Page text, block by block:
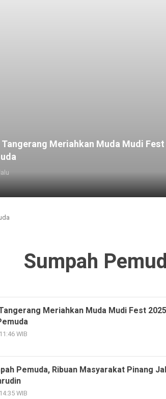
Tangerang Meriahkan Muda Mudi
Sumpah
Meriahkan Muda Mudi Fest
WIB
Pemuda, Ribuan Masyarakat Pinang
WIB